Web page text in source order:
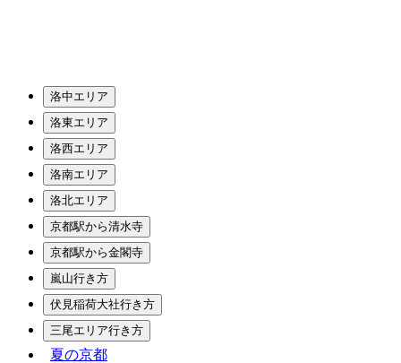
洛中エリア
洛東エリア
洛西エリア
洛南エリア
洛北エリア
京都駅から清水寺
京都駅から金閣寺
嵐山行き方
伏見稲荷大社行き方
三尾エリア行き方
夏の京都